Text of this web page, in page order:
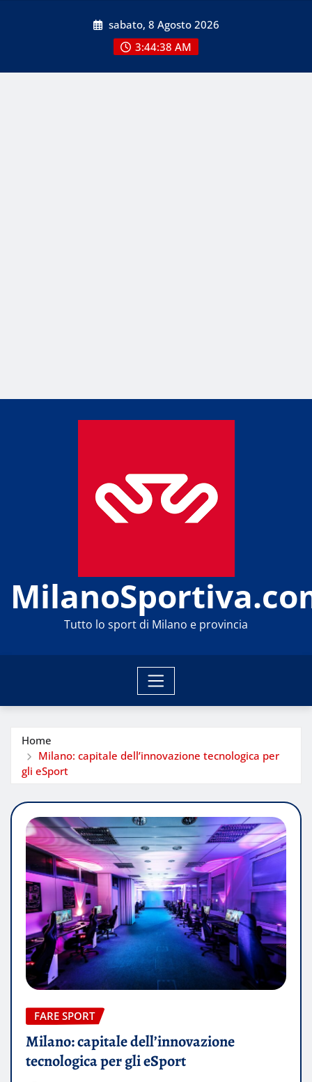
sabato, 8 Agosto 2026
3:44:40 AM
Tutto lo sport di Milano e provincia
Home
Milano: capitale dell’innovazione tecnologica per
gli eSport
FARE SPORT
Milano: capitale dell’innovazione
tecnologica per gli eSport